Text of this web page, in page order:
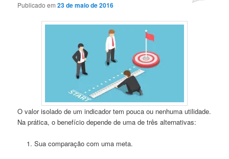
Publicado em23 de maio de 2016
O valor isolado de um indicador tem pouca ou nenhuma utilidade.
Na prática, o benefício depende de uma de três alternativas:
Sua comparação com uma meta.